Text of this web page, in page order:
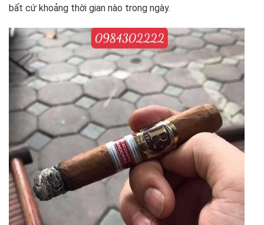
bất cứ khoảng thời gian nào trong ngày.